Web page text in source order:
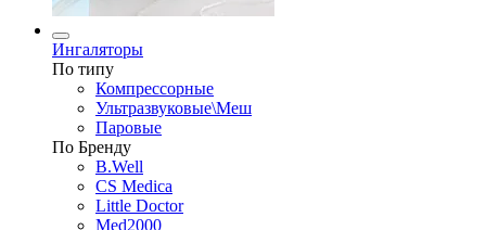
Ингаляторы
По типу
Компрессорные
Ультразвуковые\Меш
Паровые
По Бренду
B.Well
CS Medica
Little Doctor
Med2000